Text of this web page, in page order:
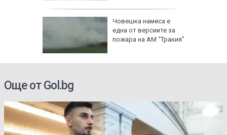
Човешка намеса е
една от версиите за
пожара на АМ “Тракия”
Още от Gol.bg